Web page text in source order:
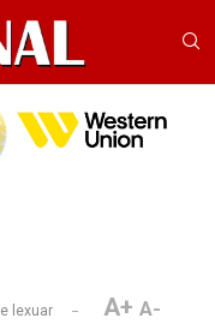
e lexuar A+ A-